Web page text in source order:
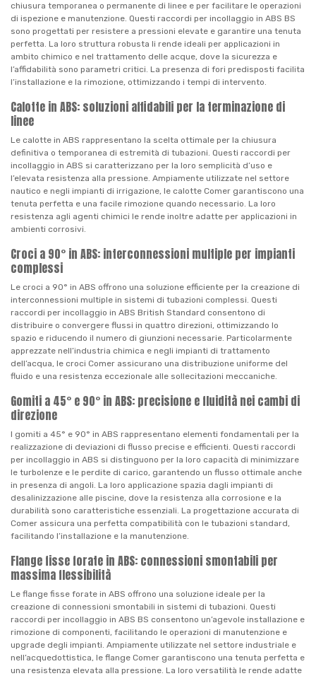
chiusura temporanea o permanente di linee e per facilitare le operazioni
di ispezione e manutenzione. Questi raccordi per incollaggio in ABS BS
sono progettati per resistere a pressioni elevate e garantire una tenuta
perfetta. La loro struttura robusta li rende ideali per applicazioni in
ambito chimico e nel trattamento delle acque, dove la sicurezza e
l’affidabilità sono parametri critici. La presenza di fori predisposti facilita
l’installazione e la rimozione, ottimizzando i tempi di intervento.
Calotte in ABS: soluzioni affidabili per la terminazione di
linee
Le calotte in ABS rappresentano la scelta ottimale per la chiusura
definitiva o temporanea di estremità di tubazioni. Questi raccordi per
incollaggio in ABS si caratterizzano per la loro semplicità d’uso e
l’elevata resistenza alla pressione. Ampiamente utilizzate nel settore
nautico e negli impianti di irrigazione, le calotte Comer garantiscono una
tenuta perfetta e una facile rimozione quando necessario. La loro
resistenza agli agenti chimici le rende inoltre adatte per applicazioni in
ambienti corrosivi.
Croci a 90° in ABS: interconnessioni multiple per impianti
complessi
Le croci a 90° in ABS offrono una soluzione efficiente per la creazione di
interconnessioni multiple in sistemi di tubazioni complessi. Questi
raccordi per incollaggio in ABS British Standard consentono di
distribuire o convergere flussi in quattro direzioni, ottimizzando lo
spazio e riducendo il numero di giunzioni necessarie. Particolarmente
apprezzate nell’industria chimica e negli impianti di trattamento
dell’acqua, le croci Comer assicurano una distribuzione uniforme del
fluido e una resistenza eccezionale alle sollecitazioni meccaniche.
Gomiti a 45° e 90° in ABS: precisione e fluidità nei cambi di
direzione
I gomiti a 45° e 90° in ABS rappresentano elementi fondamentali per la
realizzazione di deviazioni di flusso precise e efficienti. Questi raccordi
per incollaggio in ABS si distinguono per la loro capacità di minimizzare
le turbolenze e le perdite di carico, garantendo un flusso ottimale anche
in presenza di angoli. La loro applicazione spazia dagli impianti di
desalinizzazione alle piscine, dove la resistenza alla corrosione e la
durabilità sono caratteristiche essenziali. La progettazione accurata di
Comer assicura una perfetta compatibilità con le tubazioni standard,
facilitando l’installazione e la manutenzione.
Flange fisse forate in ABS: connessioni smontabili per
massima flessibilità
Le flange fisse forate in ABS offrono una soluzione ideale per la
creazione di connessioni smontabili in sistemi di tubazioni. Questi
raccordi per incollaggio in ABS BS consentono un’agevole installazione e
rimozione di componenti, facilitando le operazioni di manutenzione e
upgrade degli impianti. Ampiamente utilizzate nel settore industriale e
nell’acquedottistica, le flange Comer garantiscono una tenuta perfetta e
una resistenza elevata alla pressione. La loro versatilità le rende adatte